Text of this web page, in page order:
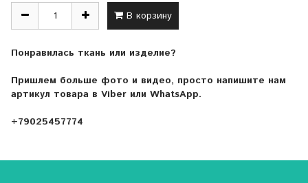
В корзину
Понравилась ткань или изделие?
Пришлем больше фото и видео, просто напишите нам
артикул товара в Viber или WhatsApp.
+79025457774